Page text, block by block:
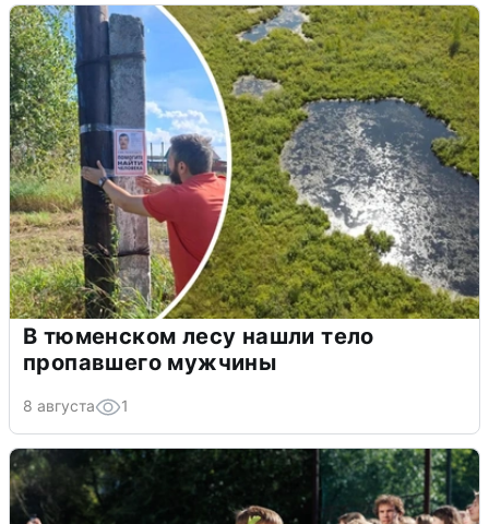
В тюменском лесу нашли тело
пропавшего мужчины
8 августа 1